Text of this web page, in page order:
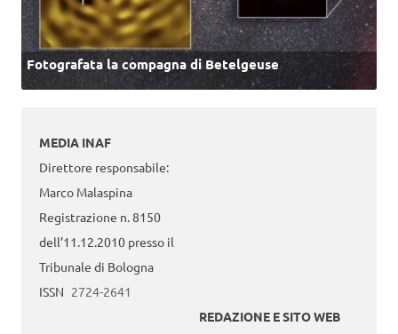
Fotografata la compagna di Betelgeuse
MEDIA INAF
Direttore responsabile:
Marco Malaspina
Registrazione n. 8150
dell’11.12.2010 presso il
Tribunale di Bologna
ISSN 2724-2641
REDAZIONE E SITO WEB